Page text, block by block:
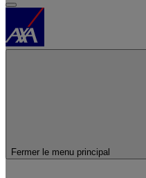
Fermer le menu principal